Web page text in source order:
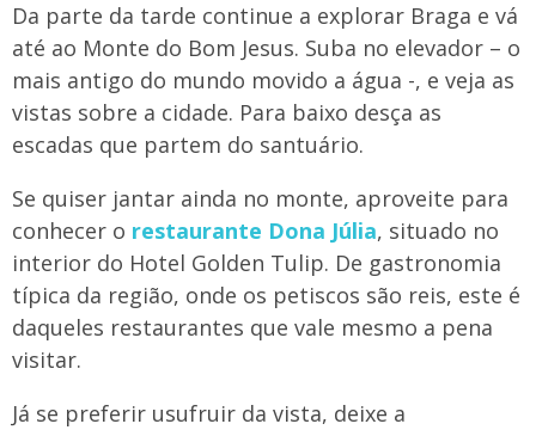
Da parte da tarde continue a explorar Braga e vá
até ao Monte do Bom Jesus. Suba no elevador – o
mais antigo do mundo movido a água -, e veja as
vistas sobre a cidade. Para baixo desça as
escadas que partem do santuário.
Se quiser jantar ainda no monte, aproveite para
conhecer o restaurante Dona Júlia, situado no
interior do Hotel Golden Tulip. De gastronomia
típica da região, onde os petiscos são reis, este é
daqueles restaurantes que vale mesmo a pena
visitar.
Já se preferir usufruir da vista, deixe a